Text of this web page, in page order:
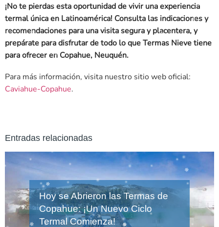
¡No te pierdas esta oportunidad de vivir una experiencia
termal única en Latinoamérica! Consulta las indicaciones y
recomendaciones para una visita segura y placentera, y
prepárate para disfrutar de todo lo que Termas Nieve tiene
para ofrecer en Copahue, Neuquén.
Para más información, visita nuestro sitio web oficial:
Caviahue-Copahue.
Entradas relacionadas
Hoy se Abrieron las Termas de
Copahue: ¡Un Nuevo Ciclo
Termal Comienza!